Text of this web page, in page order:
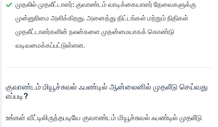
முதலில் முதலீட்டாளர்: குவாண்டம் வாடிக்கையாளர் தேவைகளுக்கு
முன்னுரிமை அளிக்கிறது. அனைத்து திட்டங்கள் மற்றும் நிதிகள்
முதலீட்டாளர்களின் நலன்களை முதன்மையாகக் கொண்டு
வடிவமைக்கப்பட்டுள்ளன.
குவாண்டம் மியூச்சுவல் ஃபண்டில் ஆன்லைனில் முதலீடு செய்வது
எப்படி?
உங்கள் வீட்டிலிருந்தபடியே குவாண்டம் மியூச்சுவல் ஃபண்டில் முதலீடு